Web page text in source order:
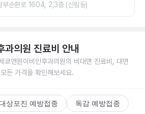
부순환로 1604, 2,3층 (신림동)
과의원 진료비 안내
쿄앤원이비인후과의원의 비대면 진료비, 대면
든 가격을 확인해보세요.
상포진 예방접종 독감 예방접종